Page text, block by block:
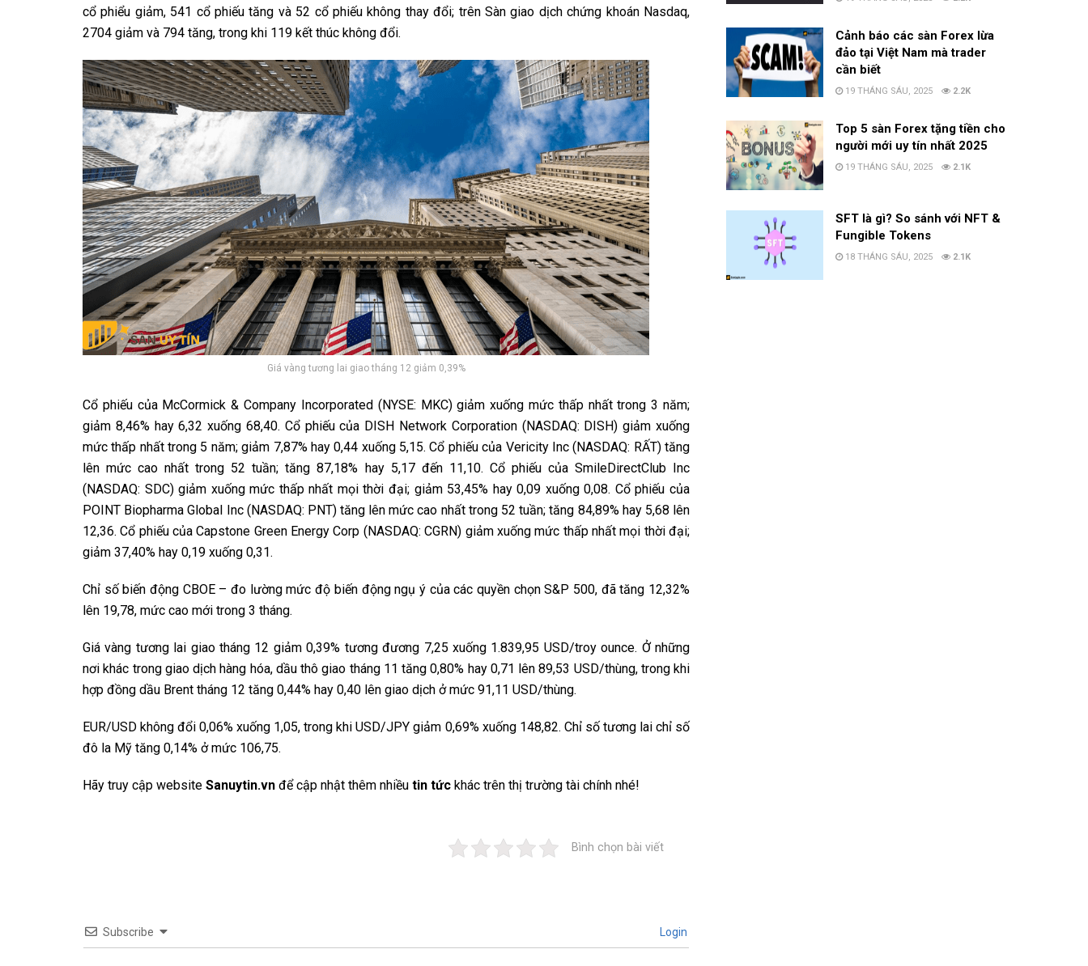
cổ phiểu giảm, 541 cổ phiếu tăng và 52 cổ phiếu không thay đổi; trên Sàn giao dịch chứng khoán Nasdaq,
2704 giảm và 794 tăng, trong khi 119 kết thúc không đổi.
Giá vàng tương lai giao tháng 12 giảm 0,39%
Cổ phiếu của McCormick & Company Incorporated (NYSE: MKC) giảm xuống mức thấp nhất trong 3 năm;
giảm 8,46% hay 6,32 xuống 68,40. Cổ phiếu của DISH Network Corporation (NASDAQ: DISH) giảm xuống
mức thấp nhất trong 5 năm; giảm 7,87% hay 0,44 xuống 5,15. Cổ phiếu của Vericity Inc (NASDAQ: RẤT) tăng
lên mức cao nhất trong 52 tuần; tăng 87,18% hay 5,17 đến 11,10. Cổ phiếu của SmileDirectClub Inc
(NASDAQ: SDC) giảm xuống mức thấp nhất mọi thời đại; giảm 53,45% hay 0,09 xuống 0,08. Cổ phiếu của
POINT Biopharma Global Inc (NASDAQ: PNT) tăng lên mức cao nhất trong 52 tuần; tăng 84,89% hay 5,68 lên
12,36. Cổ phiếu của Capstone Green Energy Corp (NASDAQ: CGRN) giảm xuống mức thấp nhất mọi thời đại;
giảm 37,40% hay 0,19 xuống 0,31.
Chỉ số biến động CBOE – đo lường mức độ biến động ngụ ý của các quyền chọn S&P 500, đã tăng 12,32%
lên 19,78, mức cao mới trong 3 tháng.
Giá vàng tương lai giao tháng 12 giảm 0,39% tương đương 7,25 xuống 1.839,95 USD/troy ounce. Ở những
nơi khác trong giao dịch hàng hóa, dầu thô giao tháng 11 tăng 0,80% hay 0,71 lên 89,53 USD/thùng, trong khi
hợp đồng dầu Brent tháng 12 tăng 0,44% hay 0,40 lên giao dịch ở mức 91,11 USD/thùng.
EUR/USD không đổi 0,06% xuống 1,05, trong khi USD/JPY giảm 0,69% xuống 148,82. Chỉ số tương lai chỉ số
đô la Mỹ tăng 0,14% ở mức 106,75.
Hãy truy cập website Sanuytin.vn để cập nhật thêm nhiều tin tức khác trên thị trường tài chính nhé!
Bình chọn bài viết
Subscribe Login
Cảnh báo các sàn Forex lừa
đảo tại Việt Nam mà trader
cần biết
19 THÁNG SÁU, 2025 2.2K
Top 5 sàn Forex tặng tiền cho
người mới uy tín nhất 2025
19 THÁNG SÁU, 2025 2.1K
SFT là gì? So sánh với NFT &
Fungible Tokens
18 THÁNG SÁU, 2025 2.1K